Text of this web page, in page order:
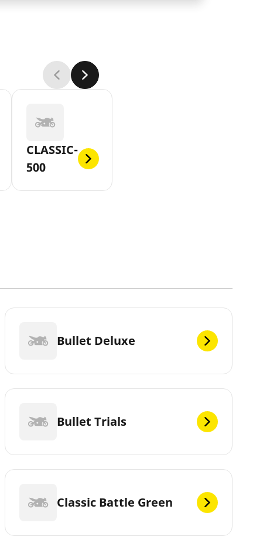
CLASSIC-
500
Bullet Deluxe
Bullet Trials
Classic Battle Green